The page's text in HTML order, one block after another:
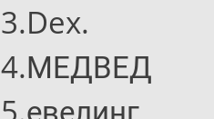
3.Dex.
4.МЕДВЕД